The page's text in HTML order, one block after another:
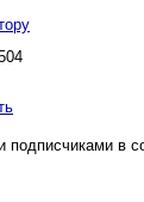
подписчиками в